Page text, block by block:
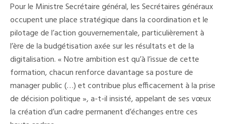
Pour le Ministre Secrétaire général, les Secrétaires généraux
occupent une place stratégique dans la coordination et le
pilotage de l’action gouvernementale, particulièrement à
l’ère de la budgétisation axée sur les résultats et de la
digitalisation. « Notre ambition est qu’à l’issue de cette
formation, chacun renforce davantage sa posture de
manager public (…) et contribue plus efficacement à la prise
de décision politique », a-t-il insisté, appelant de ses vœux
la création d’un cadre permanent d’échanges entre ces